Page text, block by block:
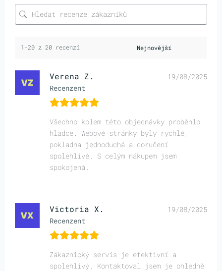
1-20 z 20 recenzí
Verena Z.
Recenzent
19/08/2025
Všechno kolem této objednávky proběhlo
hladce. Webové stránky byly rychlé,
pokladna jednoduchá a doručení
spolehlivé. S celým nákupem jsem
spokojená.
Victoria X.
Recenzent
19/08/2025
Zákaznický servis je efektivní a
spolehlivý. Kontaktoval jsem je ohledně